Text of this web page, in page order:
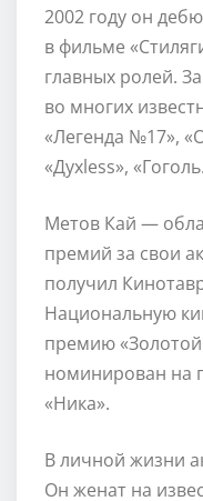
2002 году он
в фильме
главных ролей.
во многих
«Легенда №17»,
«Духless»,
Метов Кай —
премий за свои
получил
Национальную
премию
номинирован на
«Ника».
В личной жизни
Он женат на